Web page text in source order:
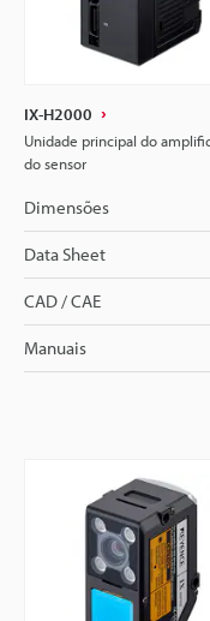
IX-H2000
Unidade principal do
do sensor
Dimensões
Data Sheet
CAD / CAE
Manuais